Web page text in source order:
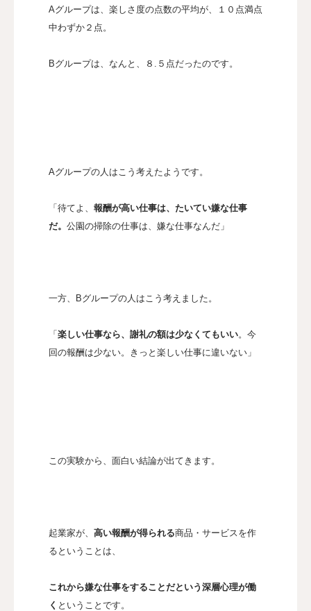
Aグループは、楽しさ度の点数の平均が、１０点満点
中わずか２点。
Bグループは、なんと、８.５点だったのです。
Aグループの人はこう考えたようです。
「待てよ、 報酬が高い仕事は、たいてい嫌な仕事
だ。 公園の掃除の仕事は、嫌な仕事なんだ」
一方、Bグループの人はこう考えました。
「 楽しい仕事なら、謝礼の額は少なくてもいい。今
回の報酬は少ない。きっと楽しい仕事に違いない」
この実験から、面白い結論が出てきます。
起業家が、 高い報酬が得られる商品・サービスを作
るということは、
これから嫌な仕事をすることだという深層心理が働
く ということです。